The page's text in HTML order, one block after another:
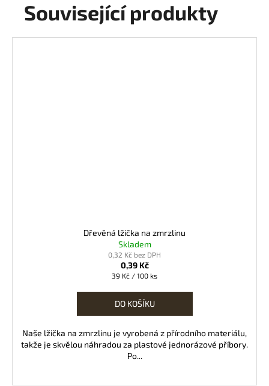
Související produkty
Dřevěná lžička na zmrzlinu
Skladem
0,32 Kč bez DPH
0,39 Kč
Měrná
39 Kč / 100 ks
DO KOŠÍKU
Naše lžička na zmrzlinu je vyrobená z přírodního materiálu,
takže je skvělou náhradou za plastové jednorázové příbory.
Po...